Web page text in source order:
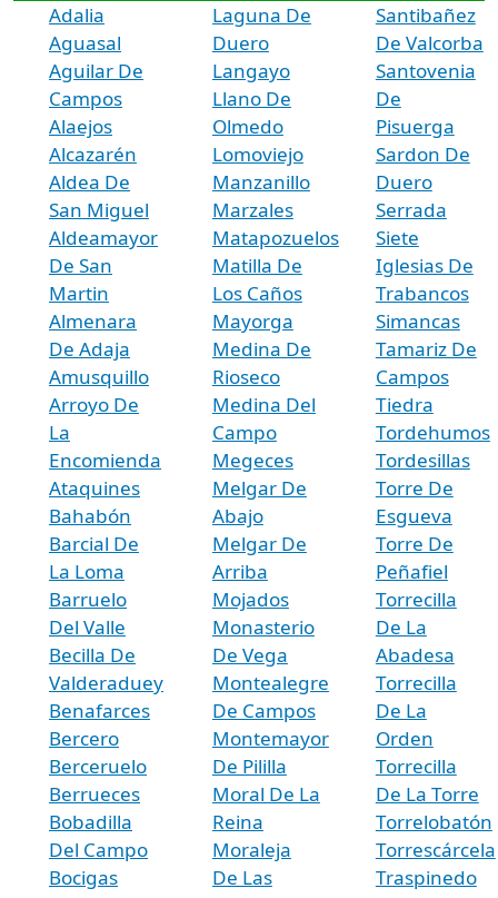
Adalia
Aguasal
Aguilar De
Campos
Alaejos
Alcazarén
Aldea De
San Miguel
Aldeamayor
De San
Martin
Almenara
De Adaja
Amusquillo
Arroyo De
La
Encomienda
Ataquines
Bahabón
Barcial De
La Loma
Barruelo
Del Valle
Becilla De
Valderaduey
Benafarces
Bercero
Berceruelo
Berrueces
Bobadilla
Del Campo
Bocigas
Laguna De
Duero
Langayo
Llano De
Olmedo
Lomoviejo
Manzanillo
Marzales
Matapozuelos
Matilla De
Los Caños
Mayorga
Medina De
Rioseco
Medina Del
Campo
Megeces
Melgar De
Abajo
Melgar De
Arriba
Mojados
Monasterio
De Vega
Montealegre
De Campos
Montemayor
De Pililla
Moral De La
Reina
Moraleja
De Las
Santibañez
De Valcorba
Santovenia
De
Pisuerga
Sardon De
Duero
Serrada
Siete
Iglesias De
Trabancos
Simancas
Tamariz De
Campos
Tiedra
Tordehumos
Tordesillas
Torre De
Esgueva
Torre De
Peñafiel
Torrecilla
De La
Abadesa
Torrecilla
De La
Orden
Torrecilla
De La Torre
Torrelobatón
Torrescárcela
Traspinedo